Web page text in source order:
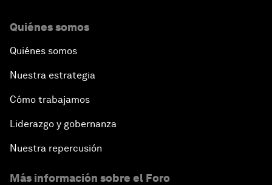
Quiénes somos
Quiénes somos
Nuestra estrategia
Cómo trabajamos
Liderazgo y gobernanza
Nuestra repercusión
Más información sobre el Foro